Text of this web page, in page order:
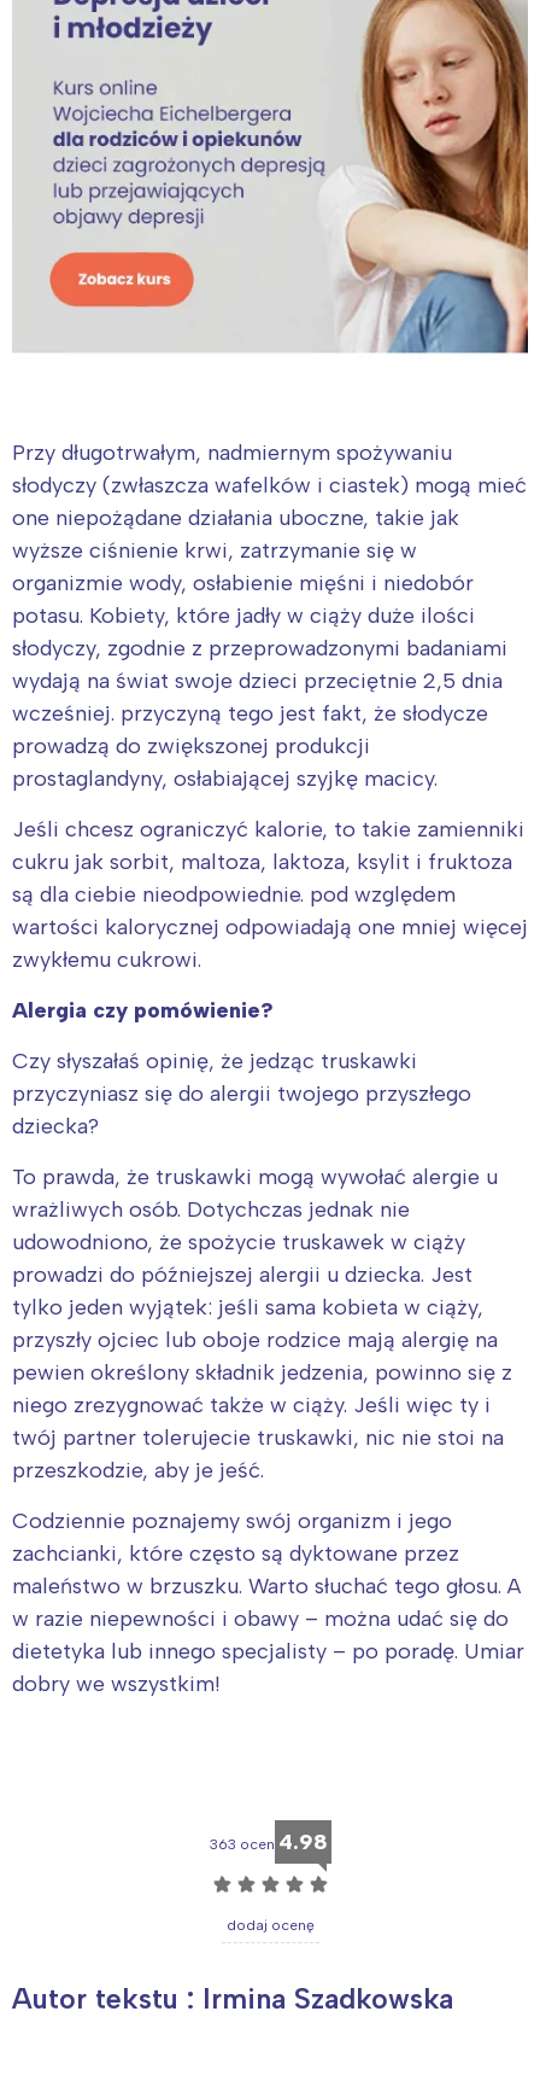
Przy długotrwałym, nadmiernym spożywaniu
słodyczy (zwłaszcza wafelków i ciastek) mogą mieć
one niepożądane działania uboczne, takie jak
wyższe ciśnienie krwi, zatrzymanie się w
organizmie wody, osłabienie mięśni i niedobór
potasu. Kobiety, które jadły w ciąży duże ilości
słodyczy, zgodnie z przeprowadzonymi badaniami
wydają na świat swoje dzieci przeciętnie 2,5 dnia
wcześniej. przyczyną tego jest fakt, że słodycze
prowadzą do zwiększonej produkcji
prostaglandyny, osłabiającej szyjkę macicy.
Jeśli chcesz ograniczyć kalorie, to takie zamienniki
cukru jak sorbit, maltoza, laktoza, ksylit i fruktoza
są dla ciebie nieodpowiednie. pod względem
wartości kalorycznej odpowiadają one mniej więcej
zwykłemu cukrowi.
Alergia czy pomówienie?
Czy słyszałaś opinię, że jedząc truskawki
przyczyniasz się do alergii twojego przyszłego
dziecka?
To prawda, że truskawki mogą wywołać alergie u
wrażliwych osób. Dotychczas jednak nie
udowodniono, że spożycie truskawek w ciąży
prowadzi do późniejszej alergii u dziecka. Jest
tylko jeden wyjątek: jeśli sama kobieta w ciąży,
przyszły ojciec lub oboje rodzice mają alergię na
pewien określony składnik jedzenia, powinno się z
niego zrezygnować także w ciąży. Jeśli więc ty i
twój partner tolerujecie truskawki, nic nie stoi na
przeszkodzie, aby je jeść.
Codziennie poznajemy swój organizm i jego
zachcianki, które często są dyktowane przez
maleństwo w brzuszku. Warto słuchać tego głosu. A
w razie niepewności i obawy – można udać się do
dietetyka lub innego specjalisty – po poradę. Umiar
dobry we wszystkim!
363 ocen 4.98
☆ ☆ ☆ ☆ ☆
dodaj ocenę
Autor tekstu : Irmina Szadkowska
tego regionu:
Warszawa
Łódź
Trójmiasto
Poznań
Wrocław
Śląsk
Kraków
Południe
Północ
Wszystkie
Wybieram